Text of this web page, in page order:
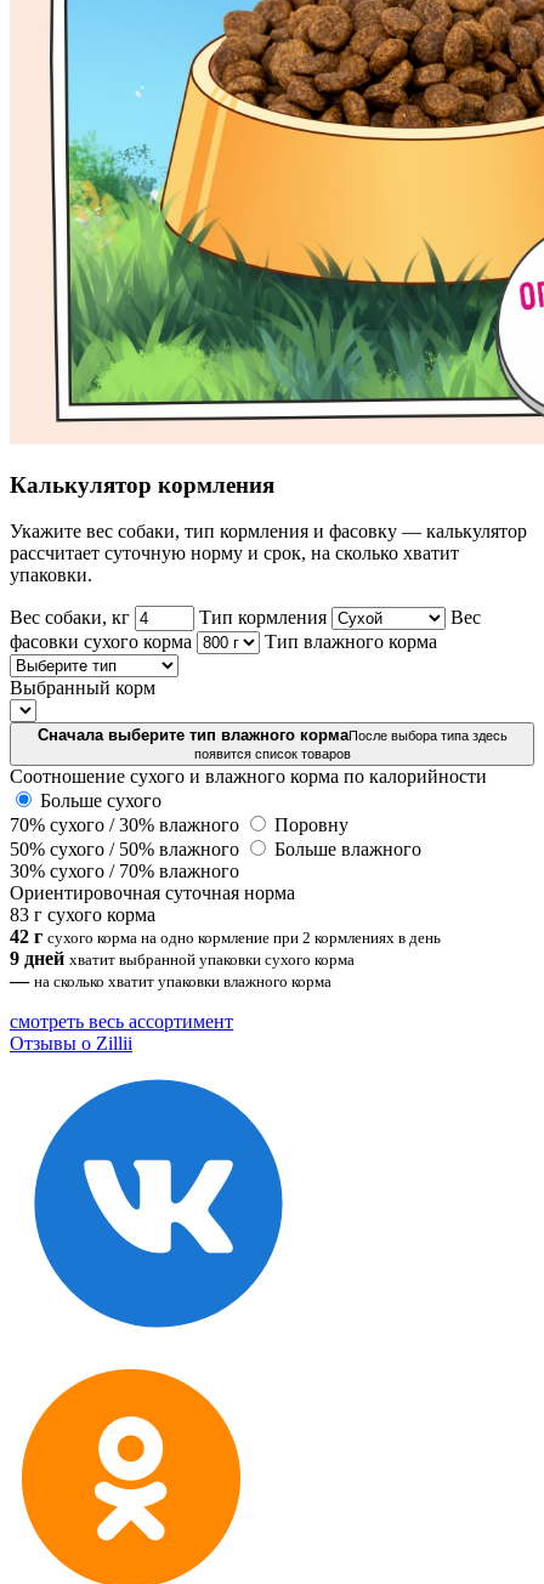
Калькулятор кормления
Укажите вес собаки, тип кормления и фасовку — калькулятор
рассчитает суточную норму и срок, на сколько хватит
упаковки.
Вес собаки, кг Тип кормления
Вес
фасовки сухого корма
Тип влажного корма
Выбранный корм
Сначала выберите тип влажного кормаПосле выбора типа здесь
появится список товаров
Соотношение сухого и влажного корма по калорийности
Больше сухого
70% сухого / 30% влажного
Поровну
50% сухого / 50% влажного
Больше влажного
30% сухого / 70% влажного
Ориентировочная суточная норма
83 г сухого корма
42 г сухого корма на одно кормление при 2 кормлениях в день
9 дней хватит выбранной упаковки сухого корма
— на сколько хватит упаковки влажного корма
смотреть весь ассортимент
Отзывы о Zillii